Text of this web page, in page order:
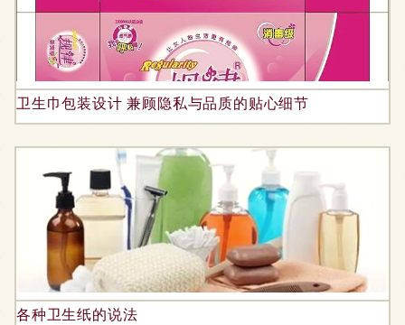
卫生巾包装设计 兼顾隐私与品质的贴心细节
各种卫生纸的说法